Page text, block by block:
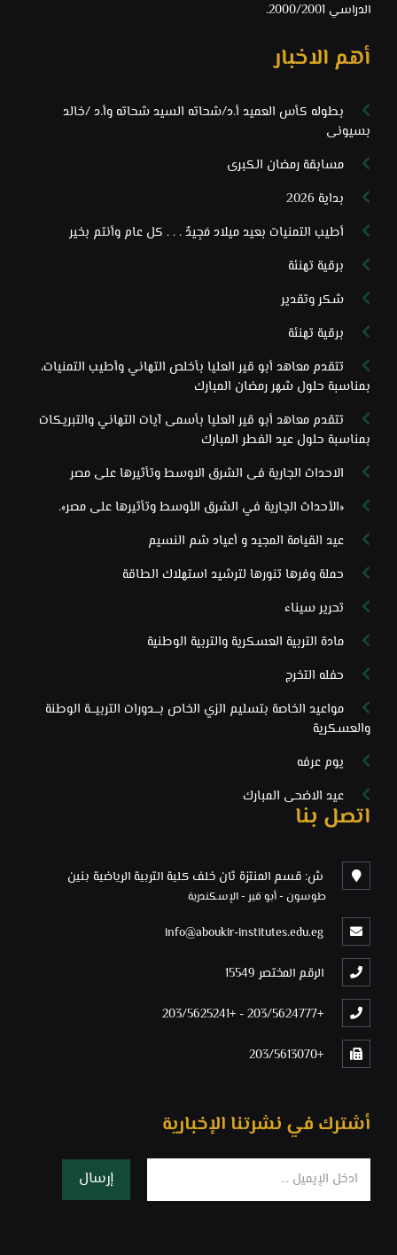
الدراسي 2000/2001.‏
أهم الاخبار
بطوله كأس العميد أ.د/شحاته السيد شحاته وأ.د /خالد
بسيونى
مسابقة رمضان الكبرى
بداية 2026
أطيب التمنيات بعيد ميلاد مَجِيدٌ . . . كل عام وأنتم بخير
برقية تهنئة
شكر وتقدير
برقية تهنئة
تتقدم معاهد أبو قير العليا بأخلص التهاني وأطيب التمنيات،
بمناسبة حلول شهر رمضان المبارك
تتقدم معاهد أبو قير العليا بأسمى آيات التهاني والتبريكات
بمناسبة حلول عيد الفطر المبارك
الاحداث الجارية فى الشرق الاوسط وتأثيرها على مصر
«الأحداث الجارية في الشرق الأوسط وتأثيرها على مصر».
عيد القيامة المجيد و أعياد شم النسيم
حملة وفرها تنورها لترشيد استهلاك الطاقة
تحرير سيناء
مادة التربية العسكرية والتربية الوطنية
حفله التخرج
مواعيد الخاصة بتسليم الزي الخاص بـــدورات التربيـــة الوطنة
والعسكرية
يوم عرفه
عيد الاضحى المبارك
اتصل بنا
ش: قسم المنتزة ثان خلف كلية التربية الرياضية بنين
طوسون - أبو قير - الإسكندرية
info@aboukir-institutes.edu.eg
الرقم المختصر 15549
+203/5624777
-
+203/5625241
+203/5613070
أشترك في نشرتنا الإخبارية